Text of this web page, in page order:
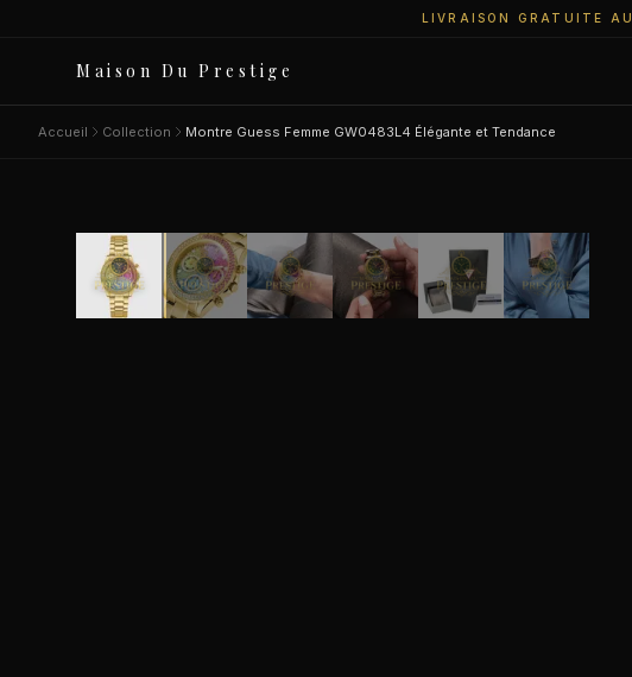
LIVRAISON GRATUITE
Maison Du Prestige
Accueil Collection Montre Guess Femme GW0483L4 Élégante et Tendance
SALE −47%